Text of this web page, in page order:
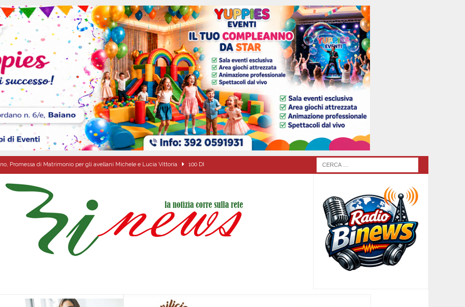
Promessa di Matrimonio per gli avellani Michele e Lucia Vittoria 100 DI
a Sant’Angelo dei Lombardi sui progetti del territorio
del nuovo “Giglio“ di grano. ALTA IRPINIA
Chi era Carmine Colucci, il 60enne morto tragicamente nel giorno della festa di